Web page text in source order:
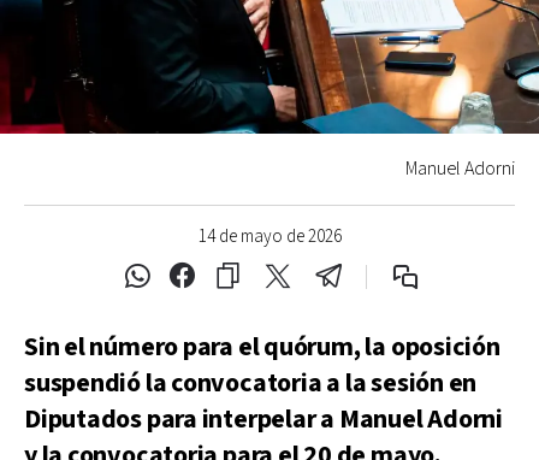
14 de mayo de 2026
Manuel Adorni
Sin el número para el quórum, la oposición
suspendió la convocatoria a la sesión en
Diputados para interpelar a Manuel Adorni